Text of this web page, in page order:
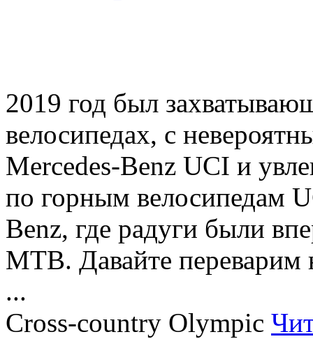
2019 год был
велосипедах, с
Mercedes-Benz UCI и
по горным велосипедам
Benz, где радуги были
MTB. Давайте
...
Cross-country Olympic